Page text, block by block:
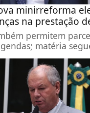
minirreforma
na prestação
permitem
matéria